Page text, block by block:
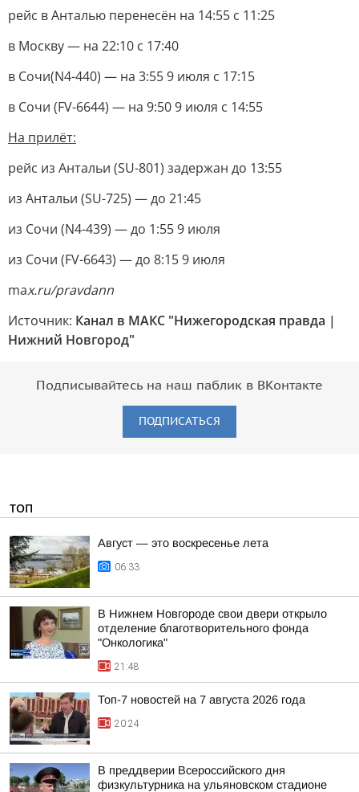
рейс в Анталью перенесён на 14:55 с 11:25
в Москву — на 22:10 с 17:40
в Сочи(N4-440) — на 3:55 9 июля с 17:15
в Сочи (FV-6644) — на 9:50 9 июля с 14:55
На прилёт:
рейс из Антальи (SU-801) задержан до 13:55
из Антальи (SU-725) — до 21:45
из Сочи (N4-439) — до 1:55 9 июля
из Сочи (FV-6643) — до 8:15 9 июля
max.ru/pravdann
Источник: Канал в МАКС "Нижегородская правда |
Нижний Новгород"
Подписывайтесь на наш паблик в ВКонтакте
ПОДПИСАТЬСЯ
ТОП
Август — это воскресенье лета
06:33
В Нижнем Новгороде свои двери открыло
отделение благотворительного фонда
"Онкологика"
21:48
Топ-7 новостей на 7 августа 2026 года
20:24
В преддверии Всероссийского дня
физкультурника на ульяновском стадионе